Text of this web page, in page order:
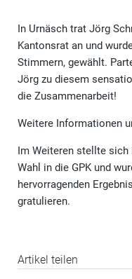
In Urnäsch trat Jörg
Kantonsrat an und
Stimmern, gewählt.
Jörg zu diesem
die Zusammenarbeit!
Weitere Informationen
Im Weiteren stellte sich
Wahl in die GPK und
hervorragenden
gratulieren.
Artikel teilen